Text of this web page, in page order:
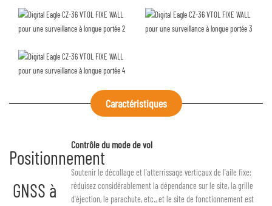
Caractéristiques
Positionnement
GNSS à
Contrôle du mode de vol
Soutenir le décollage et l'atterrissage verticaux de l'aile fixe:
réduisez considérablement la dépendance sur le site, la grille
d'éjection, le parachute, etc., et le site de fonctionnement est